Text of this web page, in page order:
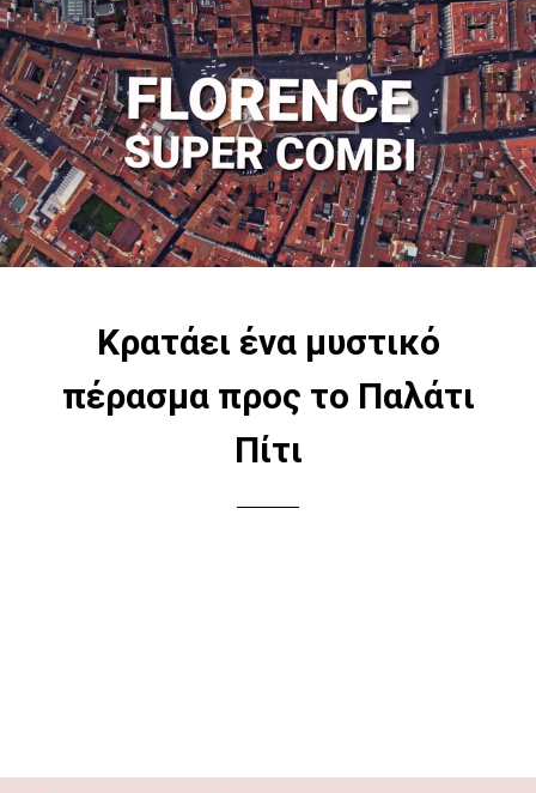
Κρατάει ένα μυστικό
πέρασμα προς το Παλάτι
Πίτι